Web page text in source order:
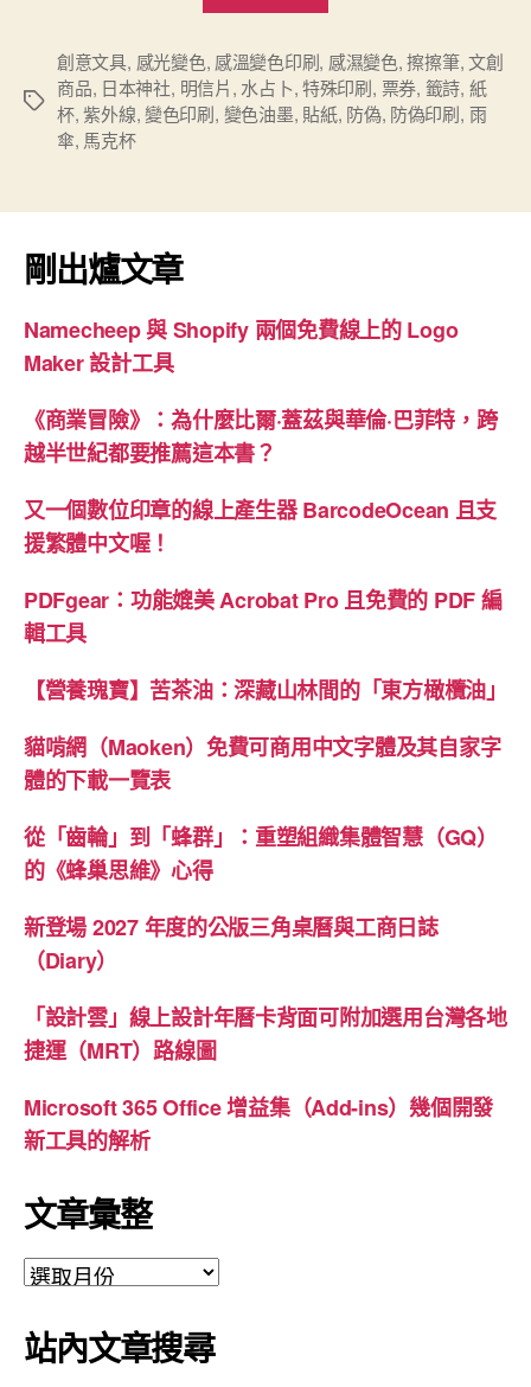
溫、
感
光
濕
油
墨
特
刷
介
標
創意文具, 感光變色, 感溫變色印刷, 感濕變色,擦擦筆,文創
商品, 日本神社, 明信片, 水占卜,特殊印刷, 票券, 籤詩, 紙
杯,紫外線,變色印刷, 變色油墨, 貼紙, 防偽, 防偽印刷, 雨
傘, 馬克杯
剛出爐文章
Namecheep 與 Shopify 兩個免費線上的 Logo
Maker 設計工具
《商業冒險》：為什麼比爾·蓋茲與華倫·巴菲特，跨
越半世紀都要推薦這本書？
又一個數位印章的線上產生器 BarcodeOcean 且支
援繁體中文喔！
PDFgear：功能媲美 Acrobat Pro 且免費的 PDF 編
輯工具
【營養瑰寶】苦茶油：深藏山林間的「東方橄欖油」
貓啃網（Maoken）免費可商用中文字體及其自家字
體的下載一覽表
從「齒輪」到「蜂群」：重塑組織集體智慧（GQ）
的《蜂巢思維》心得
新登場 2027 年度的公版三角桌曆與工商日誌
（Diary）
「設計雲」線上設計年曆卡背面可附加選用台灣各地
捷運（MRT）路線圖
Microsoft 365 Office 增益集（Add-ins）幾個開發
新工具的解析
文章彙整
文
彙
整
站內文章搜尋